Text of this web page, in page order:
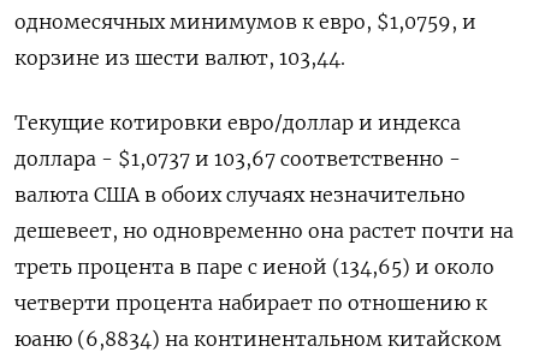
одномесячных минимумов к евро, $1,0759, и
корзине из шести валют, 103,44.
Текущие котировки евро/доллар и индекса
доллара - $1,0737 и 103,67 соответственно -
валюта США в обоих случаях незначительно
дешевеет, но одновременно она растет почти на
треть процента в паре с иеной (134,65) и около
четверти процента набирает по отношению к
юаню (6,8834) на континентальном китайском